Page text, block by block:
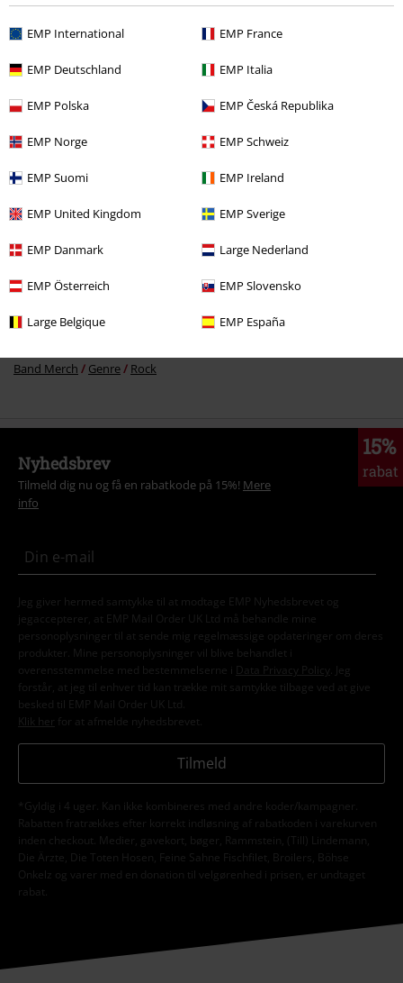
EMP International EMP France
EMP Deutschland EMP Italia
EMP Polska EMP Česká Republika
EMP Norge EMP Schweiz
EMP Suomi EMP Ireland
EMP United Kingdom EMP Sverige
EMP Danmark Large Nederland
EMP Österreich EMP Slovensko
Large Belgique EMP España
MSRPFra
Tøj T-shirts & toppe
Nyheder T-shirts
Store størrelser T-shirts
Store størrelser
Band Merch Genre Rock
15%
rabat
Nyhedsbrev
Tilmeld dig nu og få en rabatkode på 15%! Mere
info
Jeg giver hermed samtykke til at modtage EMP Nyhedsbrevet og
jegaccepterer, at EMP Mail Order UK Ltd må behandle mine
personoplysninger til at sende mig regelmæssige opdateringer om deres
produkter. Mine personoplysninger vil blive behandlet i
overensstemmelse med bestemmelserne i
Data Privacy Policy
. Jeg
forstår, at jeg til enhver tid kan trække mit samtykke tilbage ved at give
besked til EMP Mail Order UK Ltd.
Klik her
for at afmelde nyhedsbrevet.
Tilmeld
*Gyldig i 4 uger. Kan ikke kombineres med andre koder/kampagner.
Rabatten fratrækkes efter korrekt indløsning af rabatkoden i varekurven
inden checkout. Medier, gavekort, bøger, Rammstein, (Till) Lindemann,
Die Ärzte, Die Toten Hosen, Feine Sahne Fischfilet, Broilers, Böhse
Onkelz og varer med en donation til velgørenhed i prisen, er undtaget
rabat.